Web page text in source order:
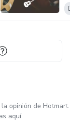
opinión de Hotmart.
aquí